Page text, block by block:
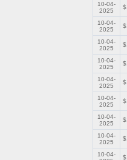
10-04-
2025
10-04-
2025
10-04-
2025
10-04-
2025
10-04-
2025
10-04-
2025
10-04-
2025
10-04-
2025
10-04-